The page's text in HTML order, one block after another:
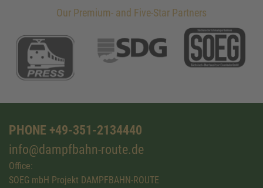
Our Premium- and Five-Star Partners
PHONE +49-351-2134440
info@dampfbahn-route.de
Office:
SOEG mbH Projekt DAMPFBAHN-ROUTE